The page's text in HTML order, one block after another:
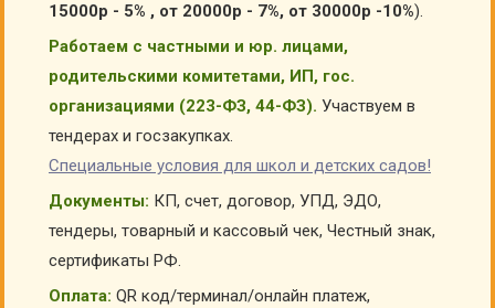
15000р - 5% , от 20000р - 7%, от 30000р -10%).
Работаем с частными и юр. лицами,
родительскими комитетами, ИП, гос.
организациями (223-ФЗ, 44-ФЗ). Участвуем в
тендерах и госзакупках.
Специальные условия для школ и детских садов!
Документы: КП, счет, договор, УПД, ЭДО,
тендеры, товарный и кассовый чек, Честный знак,
сертификаты РФ.
Оплата: QR код/терминал/онлайн платеж,